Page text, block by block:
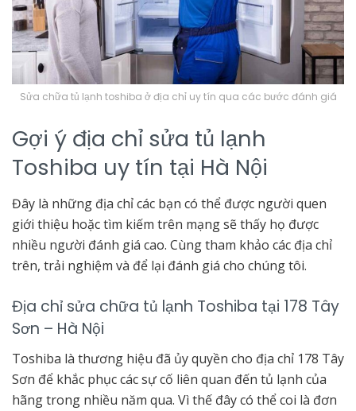
Sửa chữa tủ lạnh toshiba ở địa chỉ uy tín qua các bước đánh giá
Gợi ý địa chỉ sửa tủ lạnh
Toshiba uy tín tại Hà Nội
Đây là những địa chỉ các bạn có thể được người quen
giới thiệu hoặc tìm kiếm trên mạng sẽ thấy họ được
nhiều người đánh giá cao. Cùng tham khảo các địa chỉ
trên, trải nghiệm và để lại đánh giá cho chúng tôi.
Địa chỉ sửa chữa tủ lạnh Toshiba tại 178 Tây
Sơn – Hà Nội
Toshiba là thương hiệu đã ủy quyền cho địa chỉ 178 Tây
Sơn để khắc phục các sự cố liên quan đến tủ lạnh của
hãng trong nhiều năm qua. Vì thế đây có thể coi là đơn